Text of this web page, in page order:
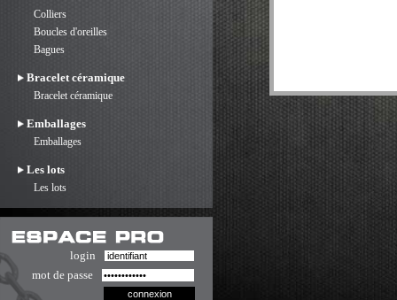
Colliers
Boucles d'oreilles
Bagues
Bracelet céramique
Bracelet céramique
Emballages
Emballages
Les lots
Les lots
login
mot de passe